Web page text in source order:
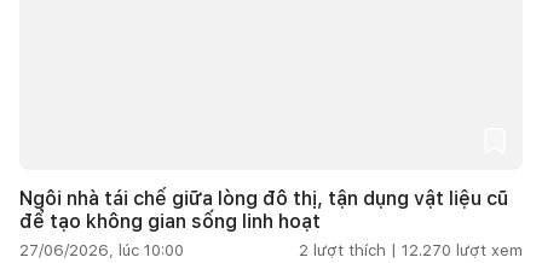
Ngôi nhà tái chế giữa lòng đô thị, tận dụng vật liệu cũ
để tạo không gian sống linh hoạt
27/06/2026, lúc 10:00 2 lượt thích | 12.270 lượt xem